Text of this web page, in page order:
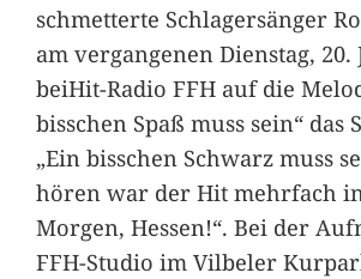
schmetterte Schlagersänger
am vergangenen Dienstag, 20.
beiHit-Radio FFH auf die
bisschen Spaß muss sein“ das
„Ein bisschen Schwarz muss
hören war der Hit mehrfach
Morgen, Hessen!“. Bei der
FFH-Studio im Vilbeler